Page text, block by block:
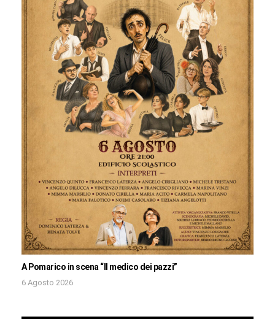
A Pomarico in scena “Il medico dei pazzi”
6 Agosto 2026